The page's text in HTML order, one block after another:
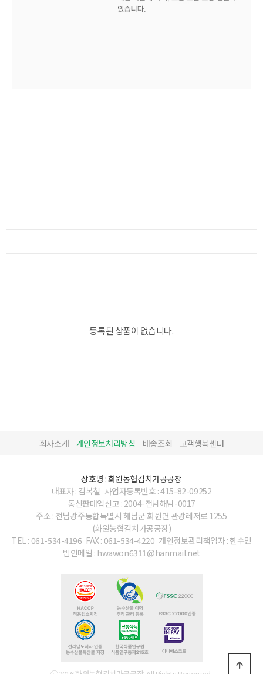
등록된 상품이 없습니다.
회사소개 개인정보처리방침 배송조회 고객행복센터
상호명 : 화원농협김치가공공장
대표자 : 김복철 사업자등록번호 : 415-82-09252
통신판매업신고 : 2004-전남해남-0017
주소 : 전남광주통합특별시 해남군 화원면 관광레저로 1255
(화원농협김치가공공장)
TEL : 061-534-4196 FAX : 061-534-4220 개인정보관리책임자 : 한수민
법인메일 : hwawon6311@hanmail.net